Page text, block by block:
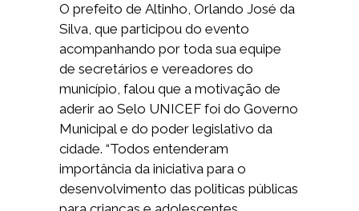
O prefeito de Altinho, Orlando José da
Silva, que participou do evento
acompanhando por toda sua equipe
de secretários e vereadores do
município, falou que a motivação de
aderir ao Selo UNICEF foi do Governo
Municipal e do poder legislativo da
cidade. “Todos entenderam
importância da iniciativa para o
desenvolvimento das politicas públicas